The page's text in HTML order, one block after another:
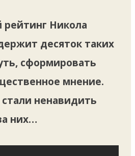
Никола
десяток таких
сформировать
мнение.
ненавидить
них…